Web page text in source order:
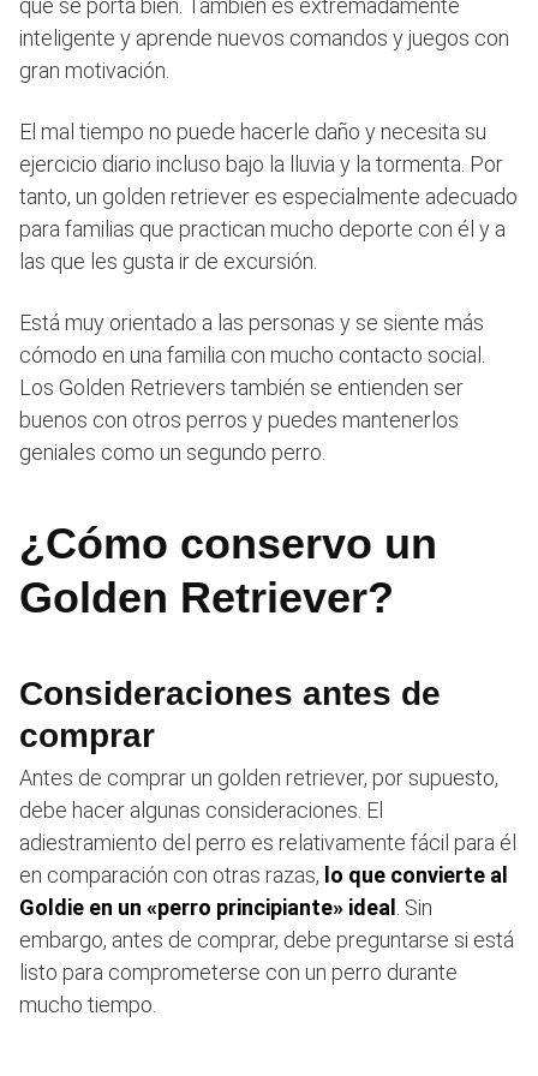
que se porta bien. También es extremadamente
inteligente y aprende nuevos comandos y juegos con
gran motivación.
El mal tiempo no puede hacerle daño y necesita su
ejercicio diario incluso bajo la lluvia y la tormenta. Por
tanto, un golden retriever es especialmente adecuado
para familias que practican mucho deporte con él y a
las que les gusta ir de excursión.
Está muy orientado a las personas y se siente más
cómodo en una familia con mucho contacto social.
Los Golden Retrievers también se entienden ser
buenos con otros perros y puedes mantenerlos
geniales como un segundo perro.
¿Cómo conservo un
Golden Retriever?
Consideraciones antes de
comprar
Antes de comprar un golden retriever, por supuesto,
debe hacer algunas consideraciones. El
adiestramiento del perro es relativamente fácil para él
en comparación con otras razas, lo que convierte al
Goldie en un «perro principiante» ideal . Sin
embargo, antes de comprar, debe preguntarse si está
listo para comprometerse con un perro durante
mucho tiempo.